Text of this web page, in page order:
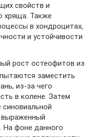
свойств и
хряща. Также
в хондроцитах,
и устойчивости
рост остеофитов из
заместить
из-за чего
в колене. Затем
На фоне данного